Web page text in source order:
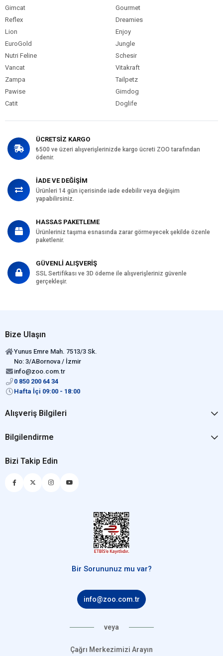
Gimcat
Gourmet
Reflex
Dreamies
Lion
Enjoy
EuroGold
Jungle
Nutri Feline
Schesir
Vancat
Vitakraft
Zampa
Tailpetz
Pawise
Gimdog
Catit
Doglife
ÜCRETSİZ KARGO
₺500 ve üzeri alışverişlerinizde kargo ücreti ZOO tarafından
ödenir.
İADE VE DEĞİŞİM
Ürünleri 14 gün içerisinde iade edebilir veya değişim
yapabilirsiniz.
HASSAS PAKETLEME
Ürünleriniz taşıma esnasında zarar görmeyecek şekilde özenle
paketlenir.
GÜVENLİ ALIŞVERİŞ
SSL Sertifikası ve 3D ödeme ile alışverişleriniz güvenle
gerçekleşir.
Bize Ulaşın
Yunus Emre Mah. 7513/3 Sk.
No: 3/ABornova / İzmir
info@zoo.com.tr
0 850 200 64 34
Hafta İçi 09:00 - 18:00
Alışveriş Bilgileri
Bilgilendirme
Bizi Takip Edin
Bir Sorununuz mu var?
info@zoo.com.tr
veya
Çağrı Merkezimizi Arayın